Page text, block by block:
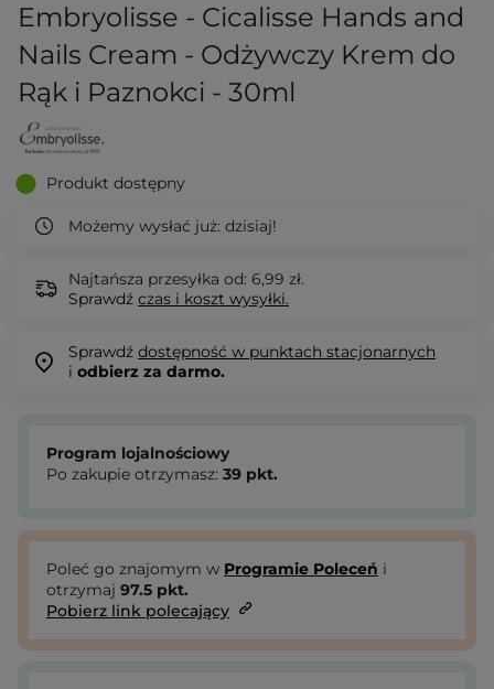
Embryolisse - Cicalisse Hands and
Nails Cream - Odżywczy Krem do
Rąk i Paznokci - 30ml
Produkt dostępny
Możemy wysłać już: dzisiaj!
Najtańsza przesyłka od: 6,99 zł.
Sprawdź czas i koszt wysyłki.
Sprawdź dostępność w punktach stacjonarnych
i odbierz za darmo.
Program lojalnościowy
Po zakupie otrzymasz: 39 pkt.
Poleć go znajomym w Programie Poleceń i
otrzymaj 97.5 pkt.
Pobierz link polecający